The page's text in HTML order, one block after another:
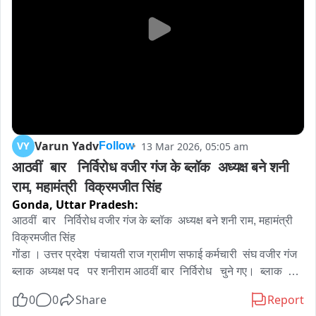
VY Varun YadvFollow 13 Mar 2026, 05:05 am
आठवीं  बार   निर्विरोध वजीर गंज के ब्लॉक  अध्यक्ष बने शनी
राम, महामंत्री  विक्रमजीत सिंह
Gonda, Uttar Pradesh:
आठवीं  बार   निर्विरोध वजीर गंज के ब्लॉक  अध्यक्ष बने शनी राम, महामंत्री
विक्रमजीत सिंह
गोंडा । उत्तर प्रदेश  पंचायती राज ग्रामीण सफाई कर्मचारी  संघ वजीर गंज
ब्लाक  अध्यक्ष पद   पर शनीराम आठवीं बार  निर्विरोध   चुने गए।  ब्लाक
ब्लाक  कोषाध्यक्ष शिवेंद्र कुमार  ब्लाक संगठन  मंत्री अच्युदा नंद शुक्ला,
0 0 Share Report